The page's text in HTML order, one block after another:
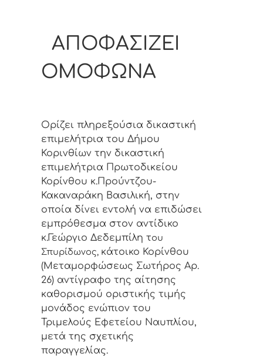
ΑΠΟΦΑΣΙΖΕΙ
ΟΜΟΦΩΝΑ
Ορίζει πληρεξούσια δικαστική
επιμελήτρια του Δήμου
Κορινθίων την δικαστική
επιμελήτρια Πρωτοδικείου
Κορίνθου κ.Προύντζου-
Κακαναράκη Βασιλική, στην
οποία δίνει εντολή να επιδώσει
εμπρόθεσμα στον αντίδικο
κ.Γεώργιο Δεδεμπίλη του
Σπυρίδωνος, κάτοικο Κορίνθου
(Μεταμορφώσεως Σωτήρος Αρ.
26) αντίγραφο της αίτησης
καθορισμού οριστικής τιμής
μονάδος ενώπιον του
Τριμελούς Εφετείου Ναυπλίου,
μετά της σχετικής
παραγγελίας.